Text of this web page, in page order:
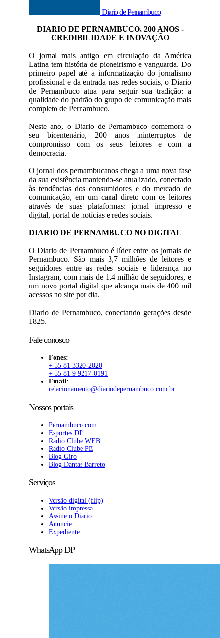
Diario de Pernambuco
DIARIO DE PERNAMBUCO, 200 ANOS -
CREDIBILIDADE E INOVAÇÃO
O jornal mais antigo em circulação da América
Latina tem história de pioneirismo e vanguarda. Do
primeiro papel até a informatização do jornalismo
profissional e da entrada nas redes sociais, o Diario
de Pernambuco atua para seguir sua tradição: a
qualidade do padrão do grupo de comunicação mais
completo de Pernambuco.
Neste ano, o Diario de Pernambuco comemora o
seu bicentenário, 200 anos ininterruptos de
compromisso com os seus leitores e com a
democracia.
O jornal dos pernambucanos chega a uma nova fase
da sua existência mantendo-se atualizado, conectado
às tendências dos consumidores e do mercado de
comunicação, em um canal direto com os leitores
através de suas plataformas: jornal impresso e
digital, portal de notícias e redes sociais.
DIARIO DE PERNAMBUCO NO DIGITAL
O Diario de Pernambuco é líder entre os jornais de
Pernambuco. São mais 3,7 milhões de leitores e
seguidores entre as redes sociais e liderança no
Instagram, com mais de 1,4 milhão de seguidores, e
um novo portal digital que alcança mais de 400 mil
acessos no site por dia.
Diario de Pernambuco, conectando gerações desde
1825.
Fale conosco
Fones:
+ 55 81 3320-2020
+ 55 81 9 9217-0191
Email:
relacionamento@diariodepernambuco.com.br
Nossos portais
Pernambuco.com
Esportes DP
Rádio Clube WEB
Rádio Clube PE
Blog Giro
Blog Dantas Barreto
Serviços
Versão digital (flip)
Versão impressa
Assine o Diario
Anuncie
Expediente
WhatsApp DP